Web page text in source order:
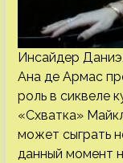
Инсайдер
Ана де Армас
роль в сиквеле
«Схватка»
может сыграть
данный момент